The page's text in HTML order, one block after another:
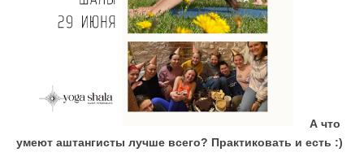
А что
умеют аштангисты лучше всего? Практиковать и есть :)